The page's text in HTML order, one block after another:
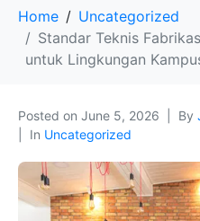
Home
Uncategorized
Standar Teknis
untuk Lingkungan
Posted on June 5, 2026 By
In Uncategorized